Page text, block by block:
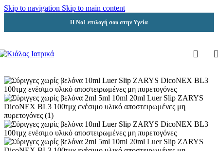
Skip to navigation Skip to main content
Η Νο1 επιλογή σου στην Υγεία